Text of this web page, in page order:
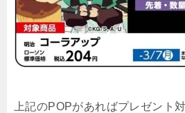
上記のPOPがあればプレゼント